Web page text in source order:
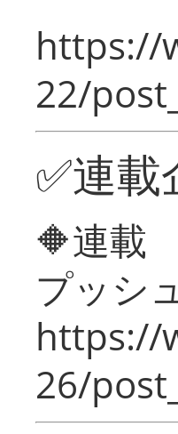
https://
22/
✅連載
🔶連載
プッシ
https://
26/